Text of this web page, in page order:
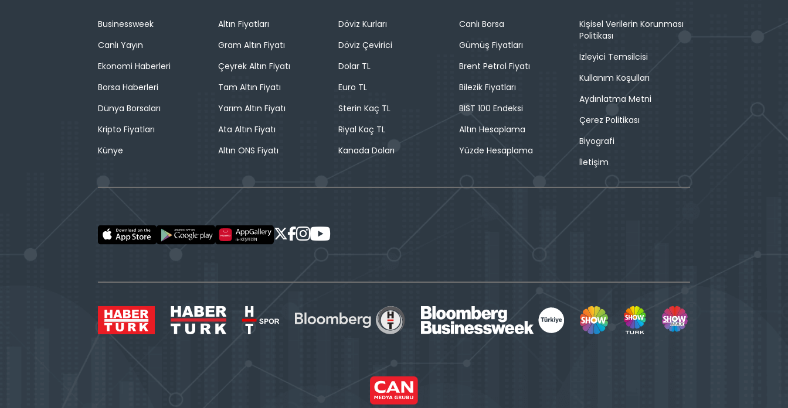
Businessweek
Canlı Yayın
Ekonomi Haberleri
Borsa Haberleri
Dünya Borsaları
Kripto Fiyatları
Künye
Altın Fiyatları
Gram Altın Fiyatı
Çeyrek Altın Fiyatı
Tam Altın Fiyatı
Yarım Altın Fiyatı
Ata Altın Fiyatı
Altın ONS Fiyatı
Döviz Kurları
Döviz Çevirici
Dolar TL
Euro TL
Sterin Kaç TL
Riyal Kaç TL
Kanada Doları
Canlı Borsa
Gümüş Fiyatları
Brent Petrol Fiyatı
Bilezik Fiyatları
BIST 100 Endeksi
Altın Hesaplama
Yüzde Hesaplama
Kişisel Verilerin Korunması
Politikası
İzleyici Temsilcisi
Kullanım Koşulları
Aydınlatma Metni
Çerez Politikası
Biyografi
İletişim